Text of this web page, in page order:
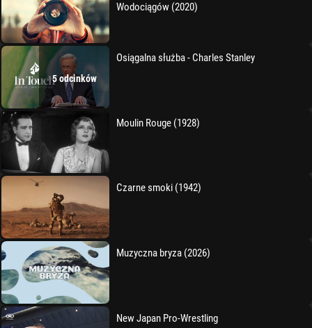
Wodociągów (2020)
5 odcinków
Osiągalna służba - Charles Stanley
Moulin Rouge (1928)
Czarne smoki (1942)
Muzyczna bryza (2026)
New Japan Pro-Wrestling